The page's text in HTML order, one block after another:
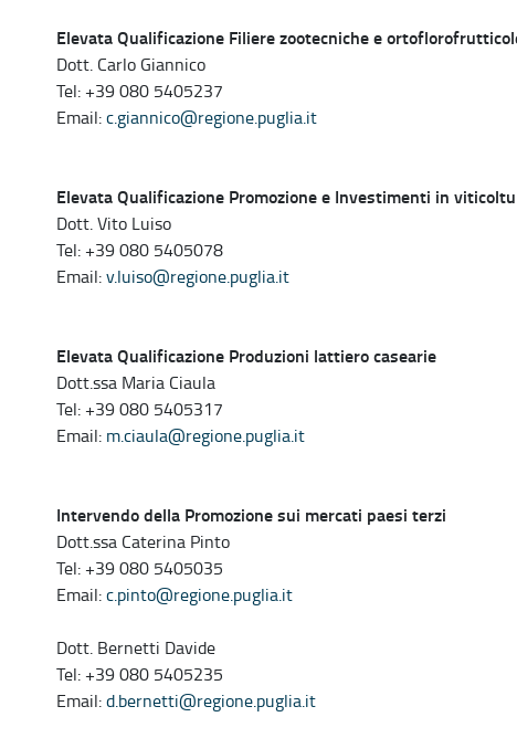
Elevata Qualificazione Filiere zootecniche e
Dott. Carlo Giannico
Tel: +39 080 5405237
Email:c.giannico@regione.puglia.it
Elevata Qualificazione Promozione e Investimenti in
Dott. Vito Luiso
Tel: +39 080 5405078
Email:v.luiso@regione.puglia.it
Elevata Qualificazione Produzioni lattiero casearie
Dott.ssa Maria Ciaula
Tel: +39 080 5405317
Email: m.ciaula@regione.puglia.it
Intervendo della Promozione sui mercati paesi terzi
Dott.ssa Caterina Pinto
Tel: +39 080 5405035
Email:c.pinto@regione.puglia.it
Dott. Bernetti Davide
Tel: +39 080 5405235
Email:d.bernetti@regione.puglia.it